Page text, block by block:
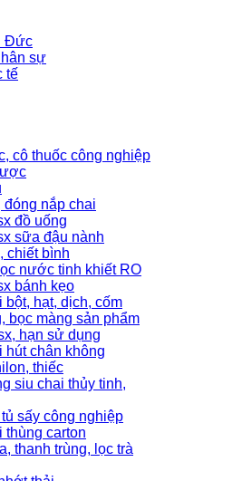
Đức
sự
tế
cô thuốc công nghiệp
đóng nắp chai
đồ uống
sữa đậu nành
chiết bình
nước tinh khiết RO
bánh kẹo
bột, hạt, dịch, cốm
bọc màng sản phẩm
hạn sử dụng
hút chân không
thiếc
siu chai thủy tinh,
sấy công nghiệp
thùng carton
thanh trùng, lọc trà